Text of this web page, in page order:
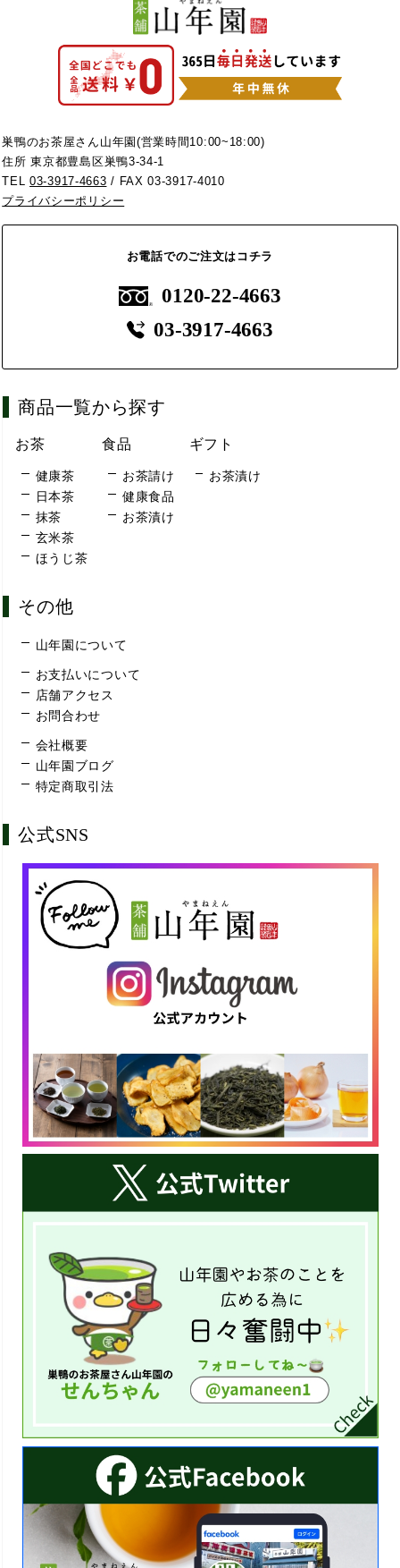
巣鴨のお茶屋さん山年園(営業時間10:00~18:00)
住所 東京都豊島区巣鴨3-34-1
TEL03-3917-4663 / FAX 03-3917-4010
プライバシーポリシー
お電話でのご注文はコチラ
0120-22-4663
03-3917-4663
商品一覧から探す
お茶
健康茶
日本茶
抹茶
玄米茶
ほうじ茶
食品
お茶請け
健康食品
お茶漬け
ギフト
お茶漬け
その他
山年園について
お支払いについて
店舗アクセス
お問合わせ
会社概要
山年園ブログ
特定商取引法
公式SNS